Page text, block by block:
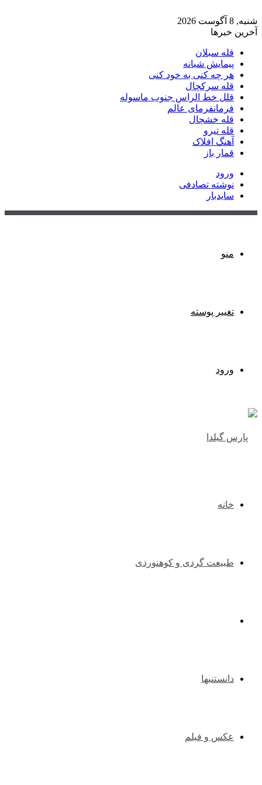
شنبه, 8 آگوست 2026
آخرین خبرها
قله سبلان
پیمایش شبانه
هر چه کنی به خود کنی
قله سرکچال
قلل خط الراس جنوب ماسوله
فرمانفرمای عالم
قله خشچال
قله تیرو
آهنگ افلاک
قمار باز
ورود
نوشته تصادفی
سایدبار
منو
تغییر پوسته
ورود
خانه
طبیعت گردی و کوهنوردی
دانستنیها
عکس و فیلم